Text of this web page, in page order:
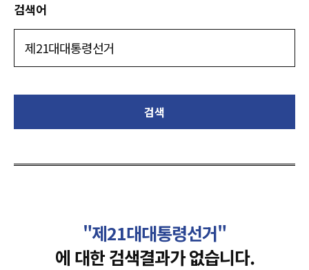
검색어
검색
"제21대대통령선거"
에 대한 검색결과가 없습니다.